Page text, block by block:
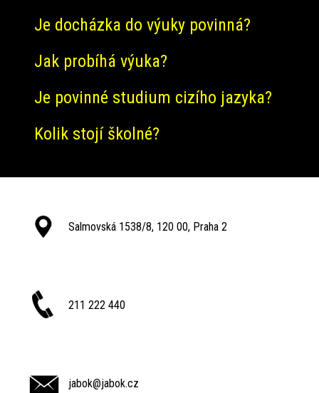
Je docházka do výuky povinná?
Jak probíhá výuka?
Je povinné studium cizího jazyka?
Kolik stojí školné?
Salmovská 1538/8, 120 00, Praha 2
211 222 440
jabok@jabok.cz